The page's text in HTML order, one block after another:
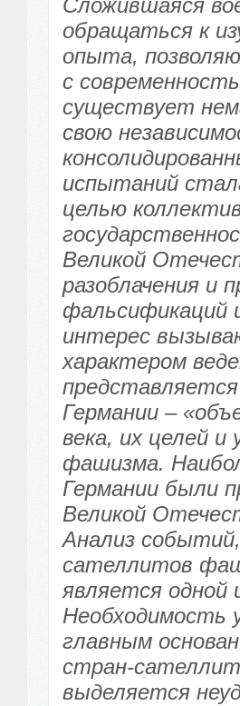
Сложившаяся
обращаться к
опыта,
с
существует
свою
испытаний
целью
Великой
разоблачения и
фальсификаций
интерес
характером
Германии –
века, их целей и
фашизма.
Германии были
Великой
Анализ
сателлитов
является одной
Необходимость
главным
стран-
выделяется